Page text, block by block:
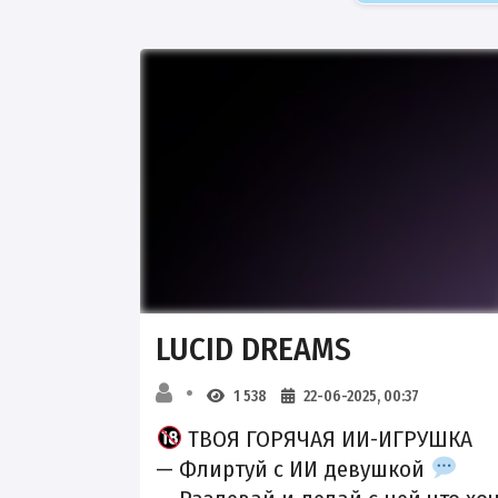
LUCID DREAMS
1 538 22-06-2025, 00:37
ТВОЯ ГОРЯЧАЯ ИИ-ИГРУШКА
— Флиртуй с ИИ девушкой